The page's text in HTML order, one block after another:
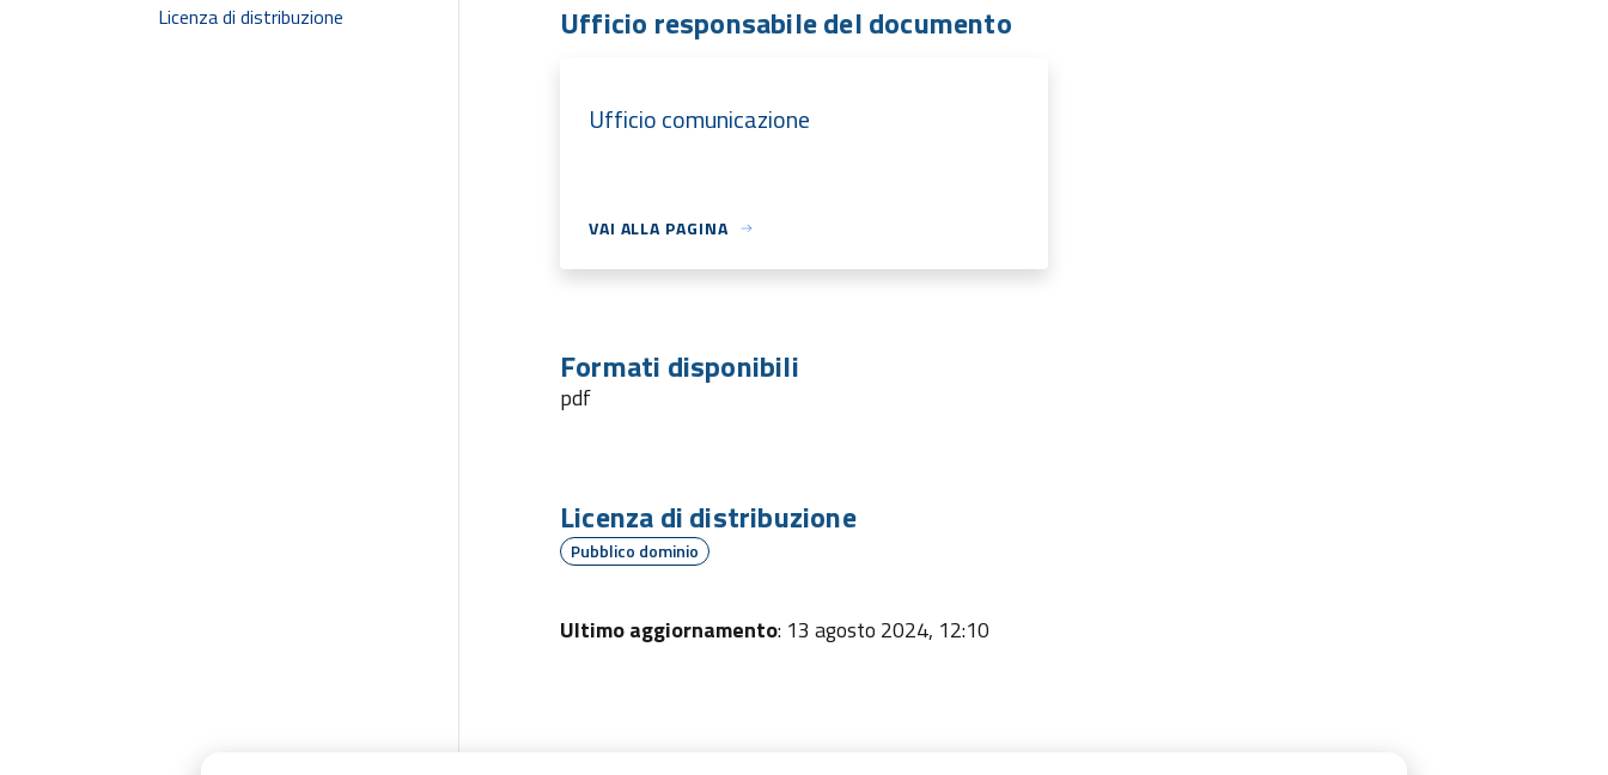
Licenza di distribuzione
Ufficio responsabile del documento
Ufficio comunicazione
VAI ALLA PAGINA
Formati disponibili
pdf
Licenza di distribuzione
Pubblico dominio
Ultimo aggiornamento: 13 agosto 2024, 12:10